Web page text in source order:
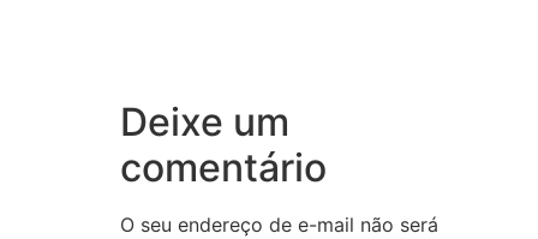
Deixe um
comentário
O seu endereço de e-mail não será